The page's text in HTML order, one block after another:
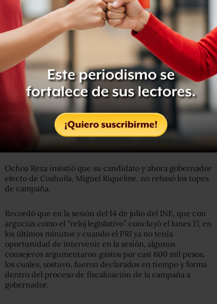
certeza sobre el contenido de la norma; sin embargo, el
INE omitió esta parte del proceso, aseguró.
Además de este error, advirtió que existen otras
inconsistencias graves que igualmente señalan en su
recurso y citó como ejemplo que se incumplieron los
plazos establecidos en la ley para el proceso de
fiscalización.
Asimismo, sostuvo, no se garantizó el derecho de
audiencia que les corresponde conforme a la ley y no se
cumplió el principio de certeza debido a la cantidad de
modificaciones que sufrió el dictamen de la Unidad de
Ochoa Reza insistió que su candidato y ahora gobernador
electo de Coahuila, Miguel Riquelme, no rebasó los topes
de campaña.
Recordó que en la sesión del 14 de julio del INE, que con
argucias como el “reloj legislativo” concluyó el lunes 17, en
los últimos minutos y cuando el PRI ya no tenía
oportunidad de intervenir en la sesión, algunos
consejeros argumentaron gastos por casi 600 mil pesos,
los cuales, sostuvo, fueron declarados en tiempo y forma
dentro del proceso de fiscalización de la campaña a
gobernador.